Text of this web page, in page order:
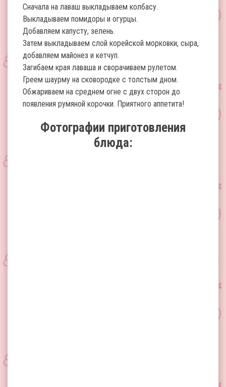
Сначала на лаваш выкладываем колбасу.
Выкладываем помидоры и огурцы.
Добавляем капусту, зелень.
Затем выкладываем слой корейской морковки, сыра,
добавляем майонез и кетчуп.
Загибаем края лаваша и сворачиваем рулетом.
Греем шаурму на сковородке с толстым дном.
Обжариваем на среднем огне с двух сторон до
появления румяной корочки. Приятного аппетита!
Фотографии приготовления
блюда: